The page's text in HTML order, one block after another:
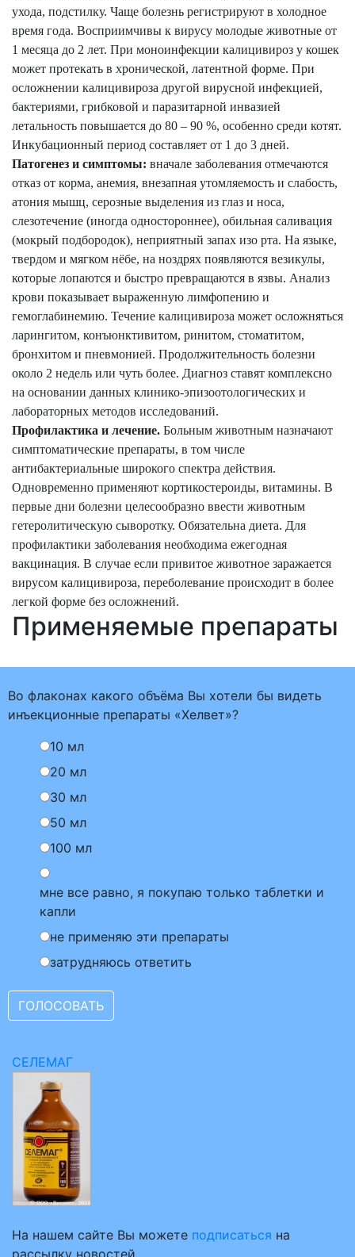
ухода, подстилку. Чаще болезнь регистрируют в холодное
время года. Восприимчивы к вирусу молодые животные от
1 месяца до 2 лет. При моноинфекции калицивироз у кошек
может протекать в хронической, латентной форме. При
осложнении калицивироза другой вирусной инфекцией,
бактериями, грибковой и паразитарной инвазией
летальность повышается до 80 – 90 %, особенно среди котят.
Инкубационный период составляет от 1 до 3 дней.
Патогенез и симптомы: вначале заболевания отмечаются
отказ от корма, анемия, внезапная утомляемость и слабость,
атония мышц, серозные выделения из глаз и носа,
слезотечение (иногда одностороннее), обильная саливация
(мокрый подбородок), неприятный запах изо рта. На языке,
твердом и мягком нёбе, на ноздрях появляются везикулы,
которые лопаются и быстро превращаются в язвы. Анализ
крови показывает выраженную лимфопению и
гемоглабинемию. Течение калицивироза может осложняться
ларингитом, конъюнктивитом, ринитом, стоматитом,
бронхитом и пневмонией. Продолжительность болезни
около 2 недель или чуть более. Диагноз ставят комплексно
на основании данных клинико-эпизоотологических и
лабораторных методов исследований.
Профилактика и лечение. Больным животным назначают
симптоматические препараты, в том числе
антибактериальные широкого спектра действия.
Одновременно применяют кортикостероиды, витамины. В
первые дни болезни целесообразно ввести животным
гетеролитическую сыворотку. Обязательна диета. Для
профилактики заболевания необходима ежегодная
вакцинация. В случае если привитое животное заражается
вирусом калицивироза, переболевание происходит в более
легкой форме без осложнений.
Применяемые препараты
Во флаконах какого объёма Вы хотели бы видеть
инъекционные препараты «Хелвет»?
10 мл
20 мл
30 мл
50 мл
100 мл
мне все равно, я покупаю только таблетки и
капли
не применяю эти препараты
затрудняюсь ответить
СЕЛЕМАГ
На нашем сайте Вы можете подписаться на
рассылку новостей.